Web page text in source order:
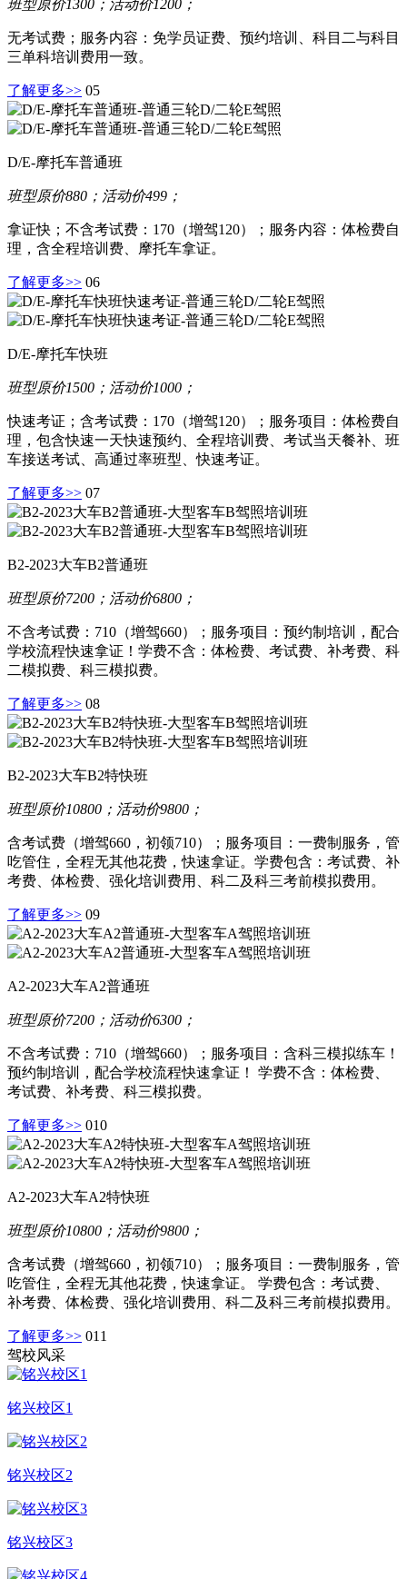
班型原价1300；活动价1200；
无考试费；服务内容：免学员证费、预约培训、科目二与科目
三单科培训费用一致。
了解更多>> 05
D/E-摩托车普通班
班型原价880；活动价499；
拿证快；不含考试费：170（增驾120）；服务内容：体检费自
理，含全程培训费、摩托车拿证。
了解更多>> 06
D/E-摩托车快班
班型原价1500；活动价1000；
快速考证；含考试费：170（增驾120）；服务项目：体检费自
理，包含快速一天快速预约、全程培训费、考试当天餐补、班
车接送考试、高通过率班型、快速考证。
了解更多>> 07
B2-2023大车B2普通班
班型原价7200；活动价6800；
不含考试费：710（增驾660）；服务项目：预约制培训，配合
学校流程快速拿证！学费不含：体检费、考试费、补考费、科
二模拟费、科三模拟费。
了解更多>> 08
B2-2023大车B2特快班
班型原价10800；活动价9800；
含考试费（增驾660，初领710）；服务项目：一费制服务，管
吃管住，全程无其他花费，快速拿证。学费包含：考试费、补
考费、体检费、强化培训费用、科二及科三考前模拟费用。
了解更多>> 09
A2-2023大车A2普通班
班型原价7200；活动价6300；
不含考试费：710（增驾660）；服务项目：含科三模拟练车！
预约制培训，配合学校流程快速拿证！ 学费不含：体检费、
考试费、补考费、科三模拟费。
了解更多>> 010
A2-2023大车A2特快班
班型原价10800；活动价9800；
含考试费（增驾660，初领710）；服务项目：一费制服务，管
吃管住，全程无其他花费，快速拿证。 学费包含：考试费、
补考费、体检费、强化培训费用、科二及科三考前模拟费用。
了解更多>> 011
驾校风采
铭兴校区1
铭兴校区2
铭兴校区3